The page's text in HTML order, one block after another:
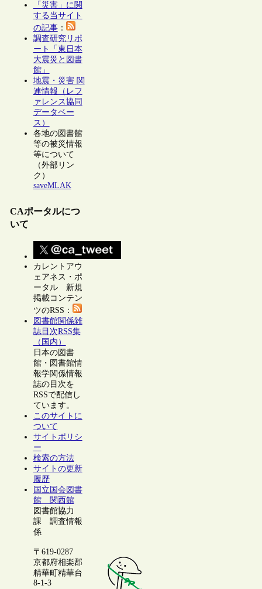
「災害」に関
する当サイト
の記事：
調査研究リポ
ート「東日本
大震災と図書
館」
地震・災害 関
連情報（レフ
ァレンス協同
データベー
ス）
各地の図書館
等の被災情報
等について
（外部リン
ク）
saveMLAK
CAポータルにつ
いて
カレントアウ
ェアネス・ポ
ータル 新規
掲載コンテン
ツのRSS：
図書館関係雑
誌目次RSS集
（国内）
日本の図書
館・図書館情
報学関係情報
誌の目次を
RSSで配信し
ています。
このサイトに
ついて
サイトポリシ
ー
検索の方法
サイトの更新
履歴
国立国会図書
館 関西館
図書館協力
課 調査情報
係
〒619-0287
京都府相楽郡
精華町精華台
8-1-3